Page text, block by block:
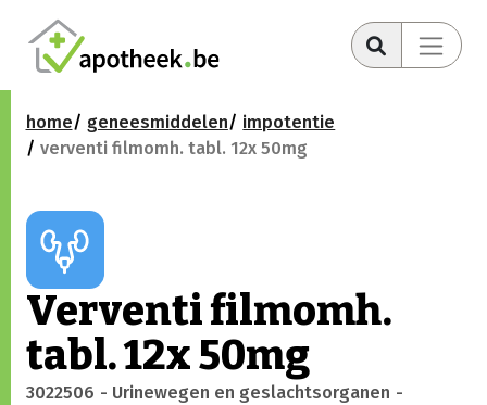
home geneesmiddelen
impotentie
verventi filmomh. tabl. 12x 50mg
Verventi filmomh.
tabl. 12x 50mg
3022506 - Urinewegen en geslachtsorganen -